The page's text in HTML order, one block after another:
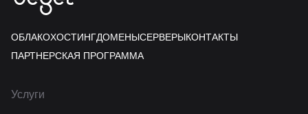
ОБЛАКОХОСТИНГДОМЕНЫСЕРВЕРЫКОНТАКТЫ
ПАРТНЕРСКАЯ ПРОГРАММА
Услуги